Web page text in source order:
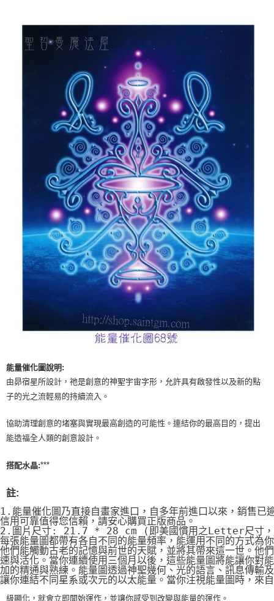
7-11取貨付款
每筆NT$80，滿NT$3,000(含以上)免運費
每筆NT$80，滿NT$3,000(含以上)免運費
郵局幫你送（離島）
每筆NT$80，滿NT$3,000(含以上)免運費
付款後門市自取
能量催化圖說明:
由昴宿星所設計，祂是創意的神聖宇宙字形，允許具有啟發性以及新的點
子的光之流輕易的持續流入。
協助清理創意的堵塞與實現最高創造的可能性。連結你的最高目的，提出
能造福全人類的創意設計。
搭配水晶:***
註:
1.能量催化圖乃直接自畫家進口，自多年前進口以來，銷售已
信用可靠值得您信賴，請安心購買正版商品。
2.圖片尺寸: 21.7 * 28 cm (即美國慣用之Letter尺寸，
每張能量圖都帶有各自不同的能量頻率，能運用不同的方式為
他們能觸動古老的記憶與前世的天賦，並將其帶來這一世。他
速與活化。當你連續使用三個月以後，這些能量圖將能讓你對
加的精通與熟練。能量圖透過神聖幾何、光的語言、訊息傳輸
讓你連結不同星系或次元的以太能量。當你注視能量圖時，來
級顯化，就會立即開始運作，並讓你感受到改變與能量的運作。